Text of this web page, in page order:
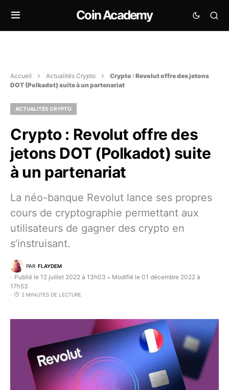
Coin Academy
Accueil Actualités Crypto
Crypto : Revolut offre des jetons
DOT (Polkadot) suite à un partenariat
ACTUALITÉS CRYPTO
Crypto : Revolut offre des
jetons DOT (Polkadot) suite
à un partenariat
La néo-banque Revolut lance ses propres
cours de cryptographie permettant aux
utilisateurs de gagner des crypto en
s’instruisant.
PAR FLAYDEM
Publié le 12 juillet 2022 à 13h03 • Modifié le 01 décembre 2022 à
17h53
2 MINUTES DE LECTURE